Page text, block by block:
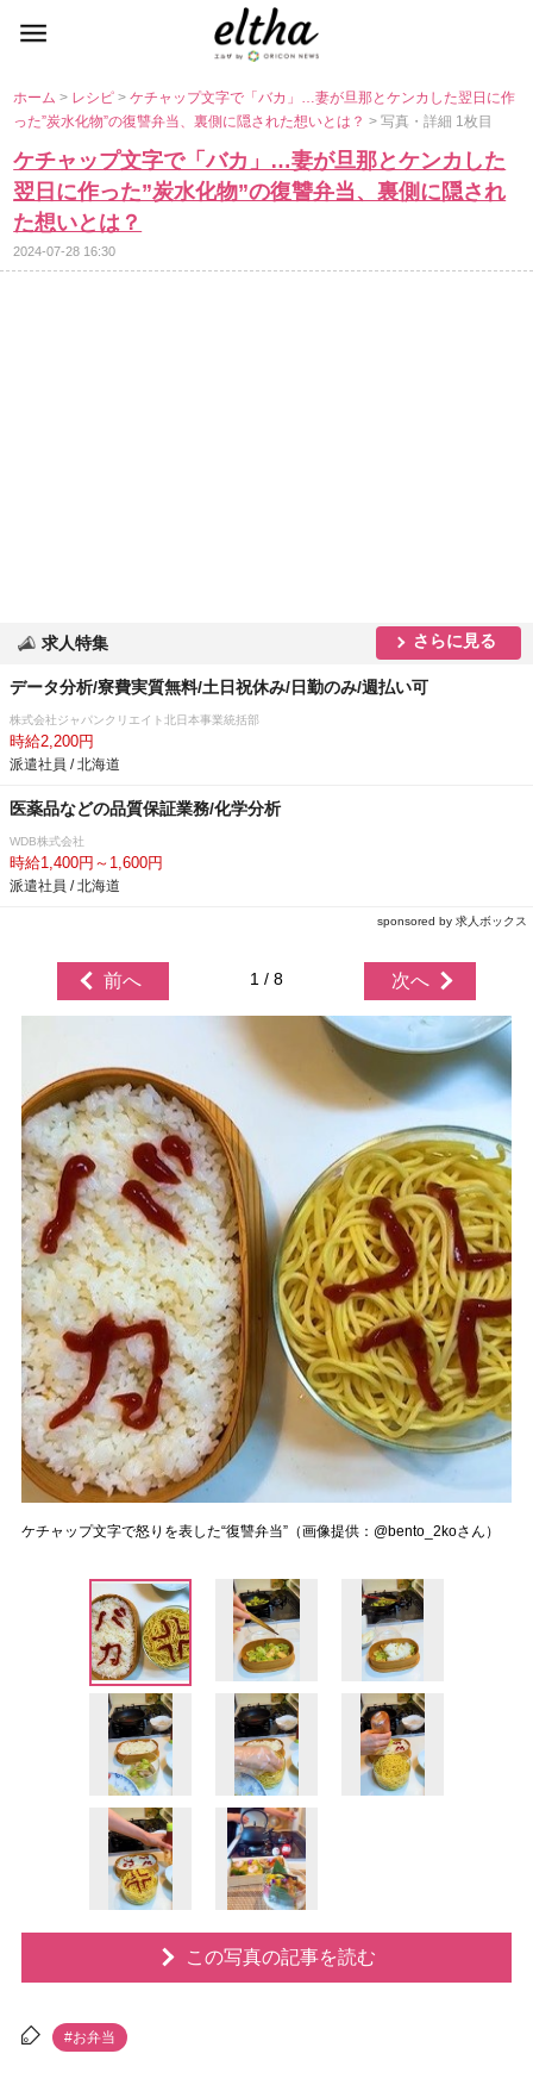
ホーム> レシピ>ケチャップ文字で「バカ」…妻が旦那とケンカした翌日に作
った”炭水化物”の復讐弁当、裏側に隠された想いとは？> 写真・詳細 1枚目
ケチャップ文字で「バカ」…妻が旦那とケンカした
翌日に作った”炭水化物”の復讐弁当、裏側に隠され
た想いとは？
2024-07-28 16:30
求人特集 さらに見る
データ分析/寮費実質無料/土日祝休み/日勤のみ/週払い可
株式会社ジャパンクリエイト北日本事業統括部
時給2,200円
派遣社員 / 北海道
医薬品などの品質保証業務/化学分析
WDB株式会社
時給1,400円～1,600円
派遣社員 / 北海道
sponsored by 求人ボックス
前へ 1 / 8 次へ
ケチャップ文字で怒りを表した“復讐弁当”（画像提供：@bento_2koさん）
この写真の記事を読む
#お弁当